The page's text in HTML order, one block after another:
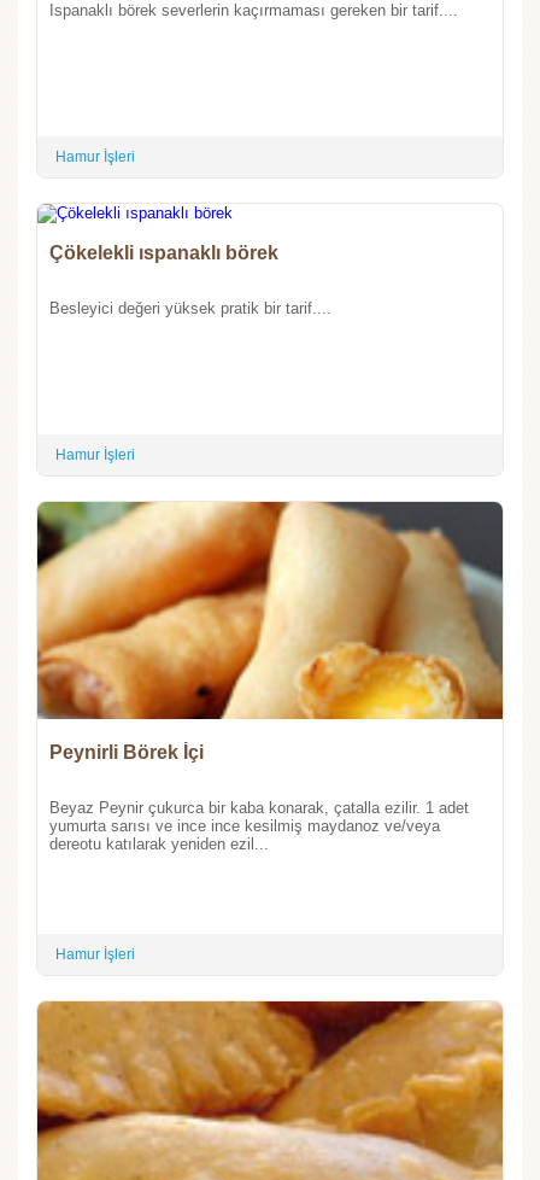
Ispanaklı börek severlerin kaçırmaması gereken bir tarif....
Hamur İşleri
Çökelekli ıspanaklı börek
Besleyici değeri yüksek pratik bir tarif....
Hamur İşleri
Peynirli Börek İçi
Beyaz Peynir çukurca bir kaba konarak, çatalla ezilir. 1 adet
yumurta sarısı ve ince ince kesilmiş maydanoz ve/veya
dereotu katılarak yeniden ezil...
Hamur İşleri